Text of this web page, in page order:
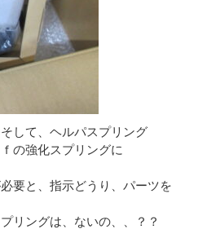
して、ヘルパスプリング
の強化スプリングに
要と、指示どうり、パーツを
リングは、ないの、、？？